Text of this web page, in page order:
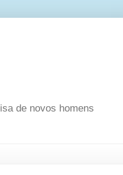
de novos homens